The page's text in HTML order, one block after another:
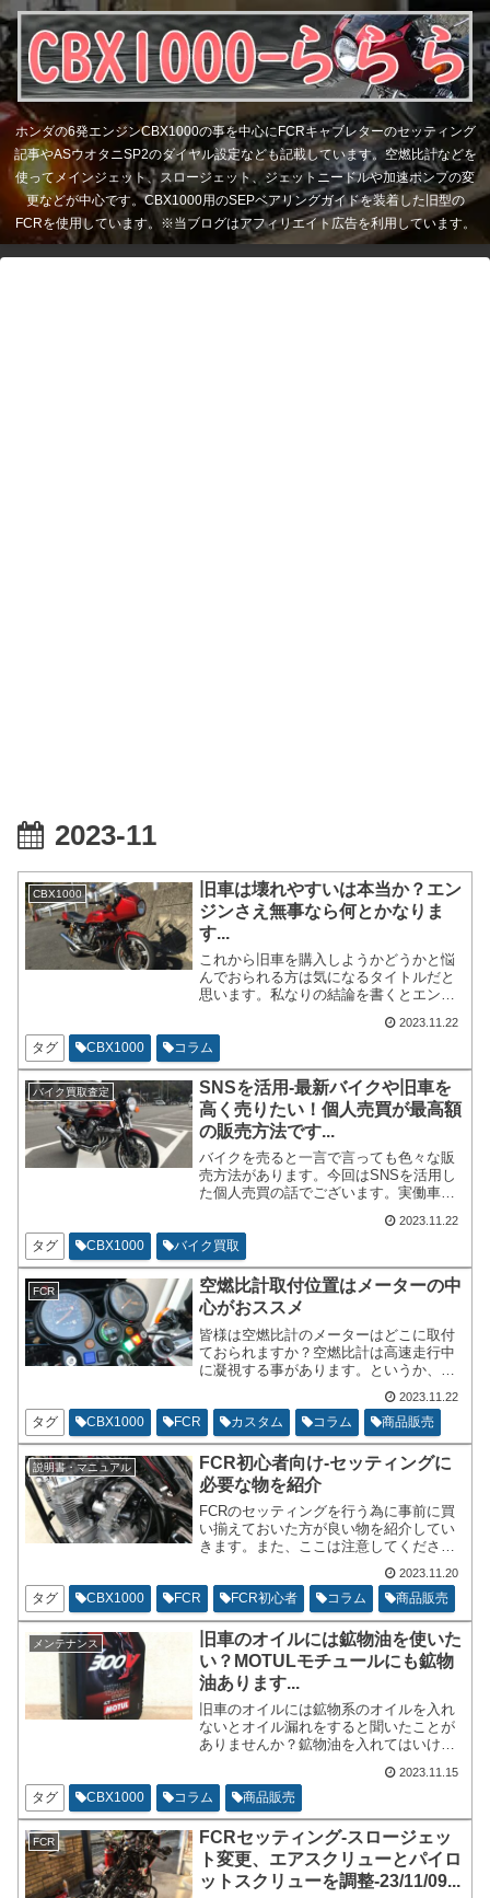
ホンダの6発エンジンCBX1000の事を中心にFCRキャブレターのセッティング
記事やASウオタニSP2のダイヤル設定なども記載しています。空燃比計などを
使ってメインジェット、スロージェット、ジェットニードルや加速ポンプの変
更などが中心です。CBX1000用のSEPベアリングガイドを装着した旧型の
FCRを使用しています。※当ブログはアフィリエイト広告を利用しています。
2023-11
CBX1000
旧車は壊れやすいは本当か？エン
ジンさえ無事なら何とかなりま
す...
これから旧車を購入しようかどうかと悩
んでおられる方は気になるタイトルだと
思います。私なりの結論を書くとエンジ
新車だった時のルックスや性能を忠実に
再現するという考え方だと維持は不可能
だと思いますが、調子よく走行をすると
いう事だけ考えるならハードルは下がり
ます。
2023.11.22
タグ CBX1000 コラム
バイク買取査定
SNSを活用-最新バイクや旧車を
高く売りたい！個人売買が最高額
の販売方法です...
バイクを売ると一言で言っても色々な販
売方法があります。今回はSNSを活用し
た個人売買の話でございます。実働車
イクを高く売る方法を書いていきたいと
思います。
2023.11.22
タグ CBX1000 バイク買取
FCR
空燃比計取付位置はメーターの中
心がおススメ
皆様は空燃比計のメーターはどこに取付
ておられますか？空燃比計は高速走行中
に凝視する事があります。というか、凝
でセッティング中は数値の変化は気にな
ります。CBX1000は純正の電圧計を外し
てメーターの中央に配置しています。
2023.11.22
タグ CBX1000 FCR カスタム コラム 商品販売
説明書・マニュアル
FCR初心者向け-セッティングに
必要な物を紹介
FCRのセッティングを行う為に事前に買
い揃えておいた方が良い物を紹介してい
きます。また、ここは注意してください
の投稿で紹介している物もありますし、
相違がある内容もあります。時間が経っ
ている物はアップデートされて書かれて
います。
2023.11.20
タグ CBX1000 FCR FCR初心者 コラム 商品販売
メンテナンス
旧車のオイルには鉱物油を使いた
い？MOTULモチュールにも鉱物
油あります...
旧車のオイルには鉱物系のオイルを入れ
ないとオイル漏れをすると聞いたことが
ありませんか？鉱物油を入れてはいけな
使うとなぜにオイル漏れをすると言われ
ているのか、オイルは何を入れればよい
のか？理屈を普通に考えながら鉱物油が
良いのか、科学合成油がよいのかを考え
ていきたいと思います。
2023.11.15
タグ CBX1000 コラム 商品販売
FCR
FCRセッティング-スロージェッ
ト変更、エアスクリューとパイロ
ットスクリューを調整-23/11/09...